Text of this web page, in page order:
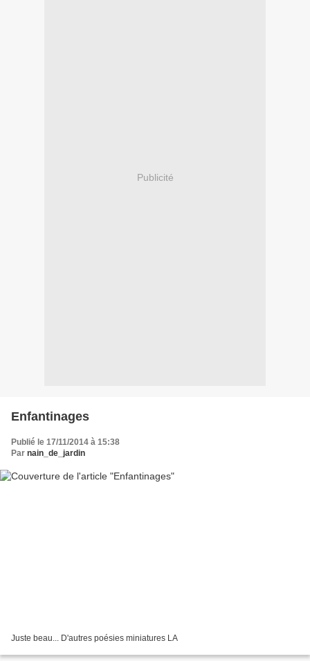
Publicité
Enfantinages
Publié le 17/11/2014 à 15:38
Par nain_de_jardin
Juste beau... D'autres poésies miniatures LA